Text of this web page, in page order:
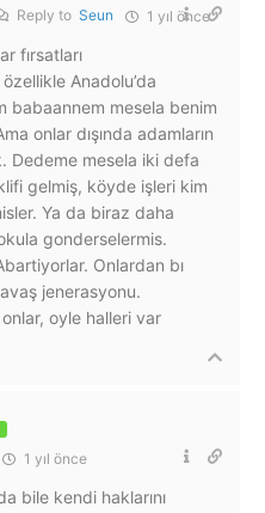
Reply to Seun 1 yıl önce
fırsatları
Anadolu’da
babaannem mesela benim
onlar dışında adamların
Dedeme mesela iki defa
gelmiş, köyde işleri kim
Ya da biraz daha
gonderselermis.
Onlardan bı
jenerasyonu.
oyle halleri var
1 yıl önce
bile kendi haklarını